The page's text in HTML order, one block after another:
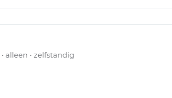
alleen • zelfstandig